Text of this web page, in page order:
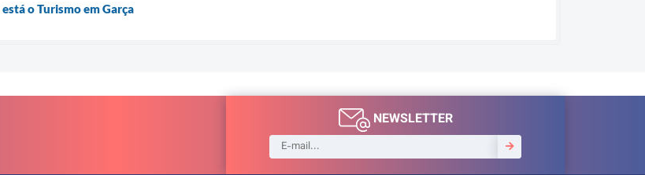
o Turismo em Garça
NEWSLETTER